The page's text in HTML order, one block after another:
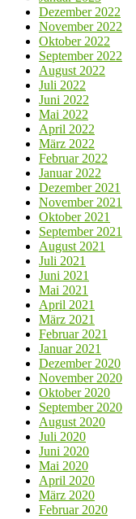
Dezember 2022
November 2022
Oktober 2022
September 2022
August 2022
Juli 2022
Juni 2022
Mai 2022
April 2022
März 2022
Februar 2022
Januar 2022
Dezember 2021
November 2021
Oktober 2021
September 2021
August 2021
Juli 2021
Juni 2021
Mai 2021
April 2021
März 2021
Februar 2021
Januar 2021
Dezember 2020
November 2020
Oktober 2020
September 2020
August 2020
Juli 2020
Juni 2020
Mai 2020
April 2020
März 2020
Februar 2020